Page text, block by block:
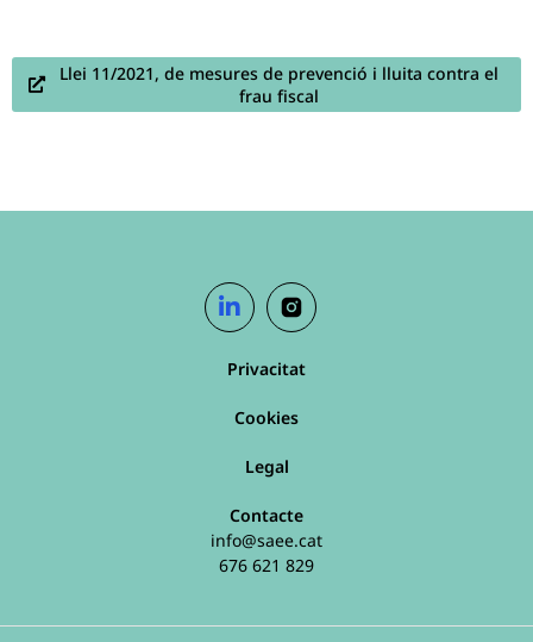
Llei 11/2021, de mesures de prevenció i lluita contra el
frau fiscal
Privacitat
Cookies
Legal
Contacte
info@saee.cat
676 621 829